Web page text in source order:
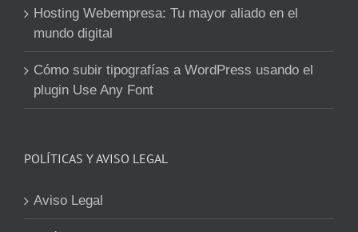
Hosting Webempresa: Tu mayor aliado en el
mundo digital
Cómo subir tipografías a WordPress usando el
plugin Use Any Font
POLÍTICAS Y AVISO LEGAL
Aviso Legal